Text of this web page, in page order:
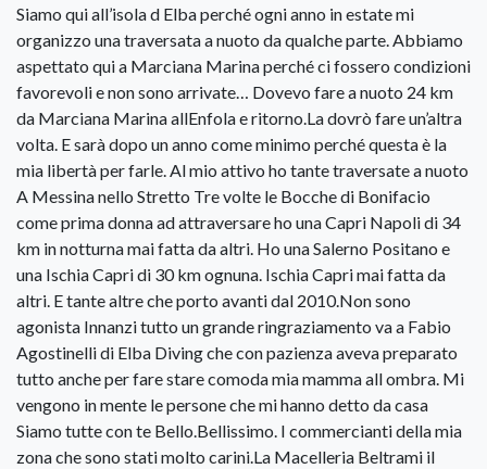
Siamo qui all’isola d Elba perché ogni anno in estate mi
organizzo una traversata a nuoto da qualche parte. Abbiamo
aspettato qui a Marciana Marina perché ci fossero condizioni
favorevoli e non sono arrivate… Dovevo fare a nuoto 24 km
da Marciana Marina allEnfola e ritorno.La dovrò fare un’altra
volta. E sarà dopo un anno come minimo perché questa è la
mia libertà per farle. Al mio attivo ho tante traversate a nuoto
A Messina nello Stretto Tre volte le Bocche di Bonifacio
come prima donna ad attraversare ho una Capri Napoli di 34
km in notturna mai fatta da altri. Ho una Salerno Positano e
una Ischia Capri di 30 km ognuna. Ischia Capri mai fatta da
altri. E tante altre che porto avanti dal 2010.Non sono
agonista Innanzi tutto un grande ringraziamento va a Fabio
Agostinelli di Elba Diving che con pazienza aveva preparato
tutto anche per fare stare comoda mia mamma all ombra. Mi
vengono in mente le persone che mi hanno detto da casa
Siamo tutte con te Bello.Bellissimo. I commercianti della mia
zona che sono stati molto carini.La Macelleria Beltrami il